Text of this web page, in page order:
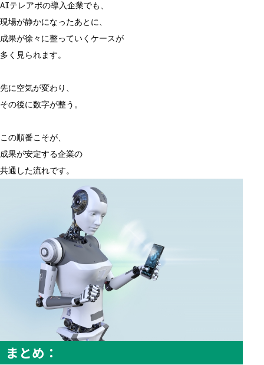
AIテレアポの導入企業でも、
現場が静かになったあとに、
成果が徐々に整っていくケースが
多く見られます。
先に空気が変わり、
その後に数字が整う。
この順番こそが、
成果が安定する企業の
共通した流れです。
まとめ：